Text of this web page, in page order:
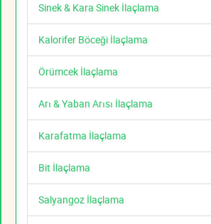
Sinek & Kara Sinek İlaçlama
Kalorifer Böceği İlaçlama
Örümcek İlaçlama
Arı & Yaban Arısı İlaçlama
Karafatma İlaçlama
Bit İlaçlama
Salyangoz İlaçlama